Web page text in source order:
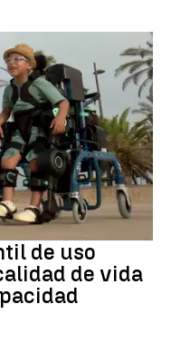
de uso
de vida